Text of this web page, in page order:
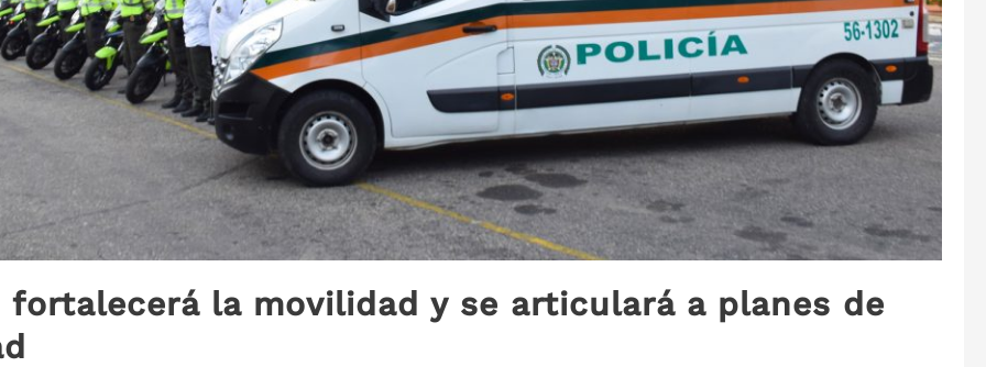
fortalecerá la movilidad y se articulará a planes de